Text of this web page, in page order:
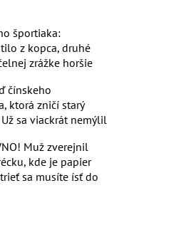
športiaka:
z kopca, druhé
zrážke horšie
čínskeho
ktorá zničí starý
sa viackrát nemýlil
Muž zverejnil
kde je papier
sa musíte ísť do